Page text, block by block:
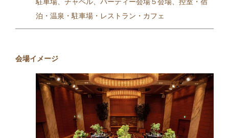
駐車場、チャペル、パーティー会場５会場、控室・宿
泊・温泉・駐車場・レストラン・カフェ
会場イメージ